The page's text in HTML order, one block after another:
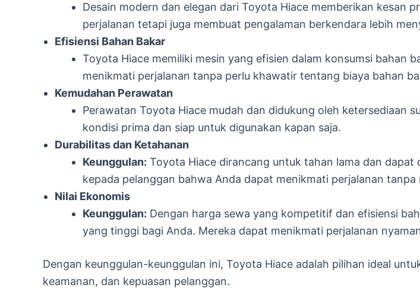
Desain modern dan elegan dari Toyota Hiace memberikan kesan
perjalanan tetapi juga membuat pengalaman berkendara lebih
Efisiensi Bahan Bakar
Toyota Hiace memiliki mesin yang efisien dalam konsumsi bahan
menikmati perjalanan tanpa perlu khawatir tentang biaya bahan
Kemudahan Perawatan
Perawatan Toyota Hiace mudah dan didukung oleh ketersediaan
kondisi prima dan siap untuk digunakan kapan saja.
Durabilitas dan Ketahanan
Keunggulan: Toyota Hiace dirancang untuk tahan lama dan
kepada pelanggan bahwa Anda dapat menikmati perjalanan
Nilai Ekonomis
Keunggulan: Dengan harga sewa yang kompetitif dan efisiensi
yang tinggi bagi Anda. Mereka dapat menikmati perjalanan
Dengan keunggulan-keunggulan ini, Toyota Hiace adalah pilihan ideal
keamanan, dan kepuasan pelanggan.